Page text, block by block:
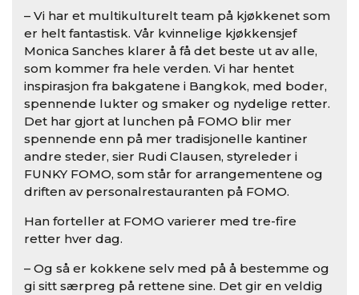
– Vi har et multikulturelt team på kjøkkenet som
er helt fantastisk. Vår kvinnelige kjøkkensjef
Monica Sanches klarer å få det beste ut av alle,
som kommer fra hele verden. Vi har hentet
inspirasjon fra bakgatene i Bangkok, med boder,
spennende lukter og smaker og nydelige retter.
Det har gjort at lunchen på FOMO blir mer
spennende enn på mer tradisjonelle kantiner
andre steder, sier Rudi Clausen, styreleder i
FUNKY FOMO, som står for arrangementene og
driften av personalrestauranten på FOMO.
Han forteller at FOMO varierer med tre-fire
retter hver dag.
– Og så er kokkene selv med på å bestemme og
gi sitt særpreg på rettene sine. Det gir en veldig